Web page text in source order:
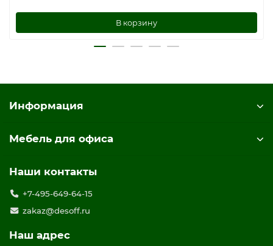
В корзину
Информация
Мебель для офиса
Наши контакты
+7-495-649-64-15
zakaz@desoff.ru
Наш адрес